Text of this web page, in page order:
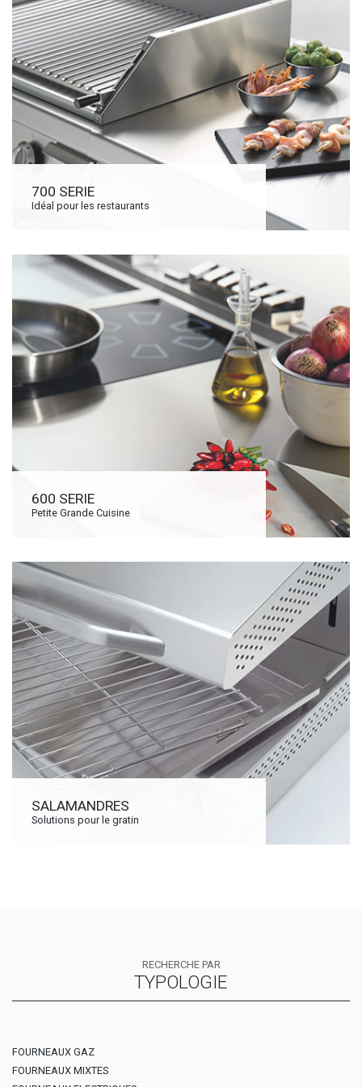
700 SERIE
Idéal pour les restaurants
600 SERIE
Petite Grande Cuisine
SALAMANDRES
Solutions pour le gratin
RECHERCHE PAR
TYPOLOGIE
FOURNEAUX GAZ
FOURNEAUX MIXTES